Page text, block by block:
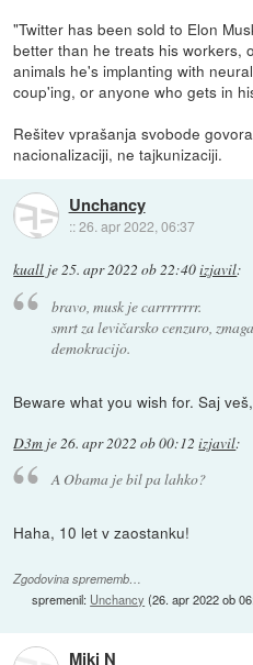
"Twitter has been sold to Elon
better than he treats his workers,
animals he's implanting with
coup'ing, or anyone who gets in
Rešitev vprašanja svobode
nacionalizaciji, ne tajkunizaciji.
Unchancy
::26. apr 2022, 06:37
kuall je25. apr 2022 ob 22:40izjavil:
bravo, musk je carrrrrrrr.
smrt za levičarsko cenzuro,
demokracijo.
Beware what you wish for. Saj
D3m je26. apr 2022 ob 00:12 izjavil:
A Obama je bil pa lahko?
Haha, 10 let v zaostanku!
Zgodovina sprememb…
spremenil: Unchancy (26. apr 2022 ob
Miki N